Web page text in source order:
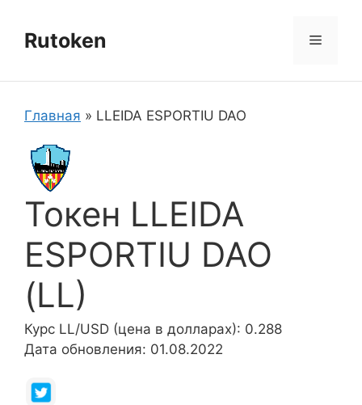
содержимому
Rutoken Меню
Главная » LLEIDA ESPORTIU DAO
Токен LLEIDA
ESPORTIU DAO
(LL)
Курс LL/USD (цена в долларах): 0.288
Дата обновления: 01.08.2022